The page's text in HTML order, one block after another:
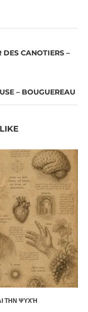
CANOTIERS –
– BOUGUEREAU
ΤΗΝ ΨΥΧΉ